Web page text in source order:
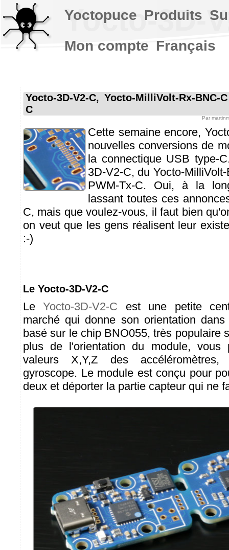
Yocto-3D-
Yocto-3D-V2-C, Yocto-MilliVolt-Rx-BNC-
C
Par
Cette semaine encore,
nouvelles conversions de
la connectique USB type-
3D-V2-C, du Yocto-
PWM-Tx-C. Oui, à la
lassant toutes ces
C, mais que voulez-vous, il faut bien
on veut que les gens réalisent leur
:-)
Le Yocto-3D-V2-C
LeYocto-3D-V2-C est une petite
marché qui donne son orientation
basé sur le chip BNO055, très populaire
plus de l'orientation du module, vous
valeurs X,Y,Z des accéléromètres,
gyroscope. Le module est conçu pour
deux et déporter la partie capteur qui ne
Yoctopuce Produits
Mon compte Français